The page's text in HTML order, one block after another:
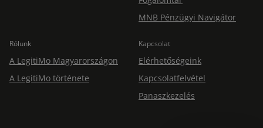
MNB Pénzügyi Navigátor
Rólunk
A LegitiMo Magyarországon
A LegitiMo története
Kapcsolat
Elérhetőségeink
Kapcsolatfelvétel
Panaszkezelés